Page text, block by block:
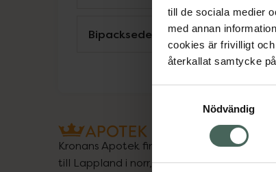
till de sociala medier
med annan
cookies är frivilligt
återkallat samtycke
Nödvändig
Bipacksedel från FASS
Kronans Apotek finns här för dig. Du hittar
till Lappland i norr, och online i mobilen